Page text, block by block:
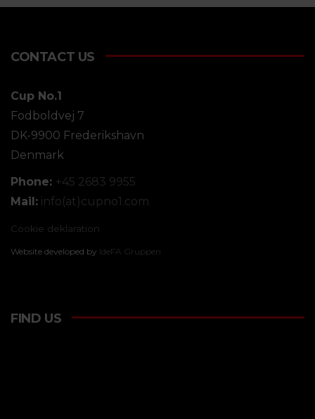
CONTACT US
Cup No.1
Fodboldvej 7
DK-9900 Frederikshavn
Denmark
Phone: +45 2683 9955
Mail: info(at)cupno1.com
Cookie deklaration
Website developed by IdeFA Gruppen
FIND US